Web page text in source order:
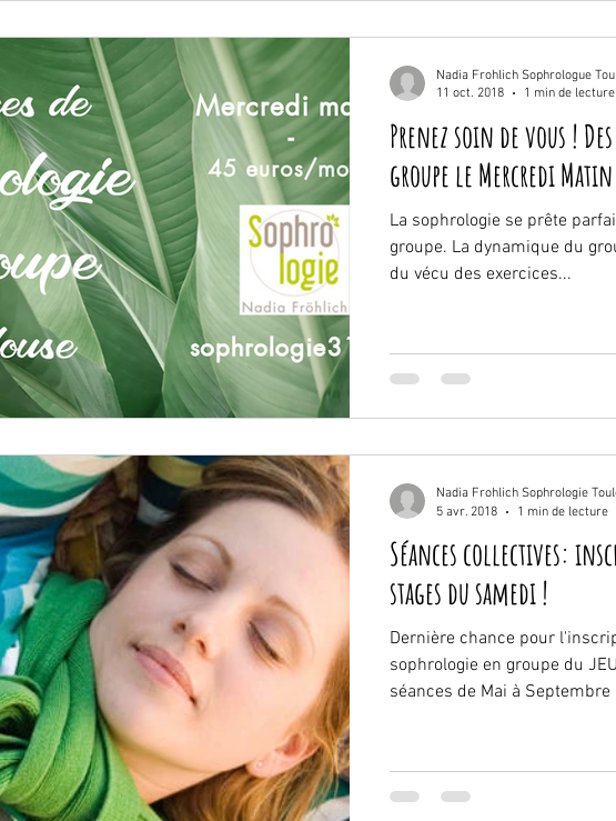
Prenez soin de vous ! Des séances de Sophrologie en
groupe le Mercredi
La sophrologie se prête
groupe. La dynamique du
du vécu des exercices...
Nadia Frohlich Sophrologue
11 oct. 2018
1 min de lecture
Séances collectives:
stages du samedi !
Dernière chance pour
sophrologie en groupe du
séances de Mai à Septembre
Nadia Frohlich Sophrologie
5 avr. 2018
1 min de lecture